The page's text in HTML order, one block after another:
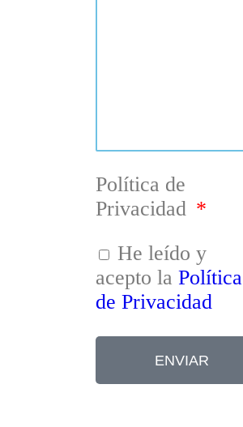
Política de
Privacidad
He leído y
acepto la Política
de Privacidad
ENVIAR